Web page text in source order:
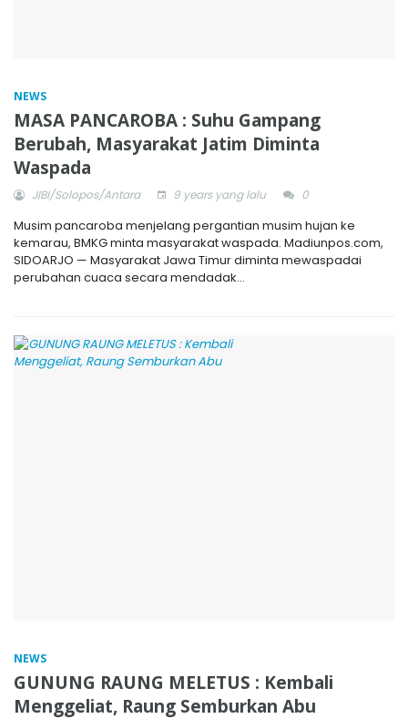
NEWS
MASA PANCAROBA : Suhu Gampang
Berubah, Masyarakat Jatim Diminta
Waspada
JIBI/Solopos/Antara 9 years yang lalu 0
Musim pancaroba menjelang pergantian musim hujan ke
kemarau, BMKG minta masyarakat waspada. Madiunpos.com,
SIDOARJO — Masyarakat Jawa Timur diminta mewaspadai
perubahan cuaca secara mendadak...
NEWS
GUNUNG RAUNG MELETUS : Kembali
Menggeliat, Raung Semburkan Abu